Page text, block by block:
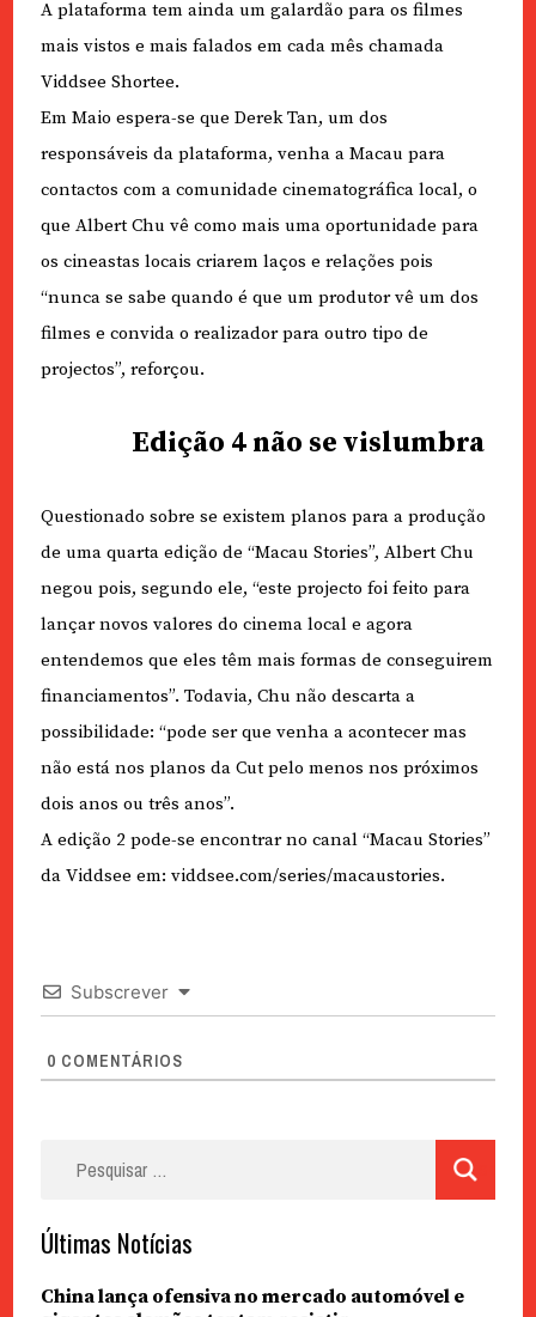
A plataforma tem ainda um galardão para os filmes
mais vistos e mais falados em cada mês chamada
Viddsee Shortee.
Em Maio espera-se que Derek Tan, um dos
responsáveis da plataforma, venha a Macau para
contactos com a comunidade cinematográfica local, o
que Albert Chu vê como mais uma oportunidade para
os cineastas locais criarem laços e relações pois
“nunca se sabe quando é que um produtor vê um dos
filmes e convida o realizador para outro tipo de
projectos”, reforçou.
Edição 4 não se vislumbra
Questionado sobre se existem planos para a produção
de uma quarta edição de “Macau Stories”, Albert Chu
negou pois, segundo ele, “este projecto foi feito para
lançar novos valores do cinema local e agora
entendemos que eles têm mais formas de conseguirem
financiamentos”. Todavia, Chu não descarta a
possibilidade: “pode ser que venha a acontecer mas
não está nos planos da Cut pelo menos nos próximos
dois anos ou três anos”.
A edição 2 pode-se encontrar no canal “Macau Stories”
da Viddsee em: viddsee.com/series/macaustories.
Subscrever
0 COMENTÁRIOS
Últimas Notícias
China lança ofensiva no mercado automóvel e